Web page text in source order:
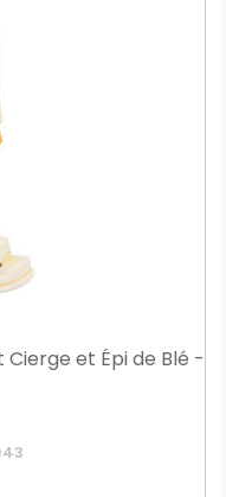
et Épi de Blé -